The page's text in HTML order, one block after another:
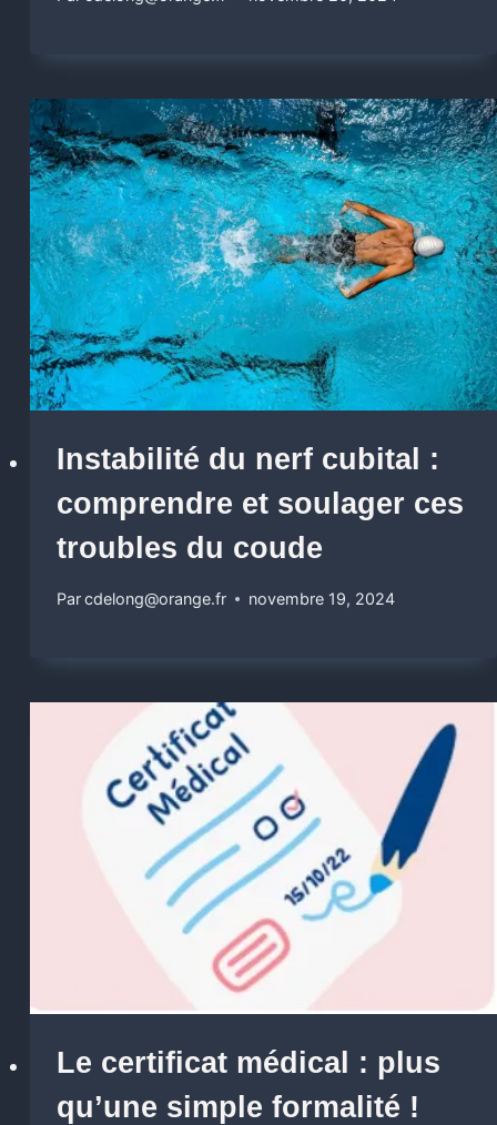
Instabilité du nerf cubital :
comprendre et soulager ces
troubles du coude
Parcdelong@orange.fr novembre 19, 2024
Le certificat médical : plus
qu’une simple formalité !